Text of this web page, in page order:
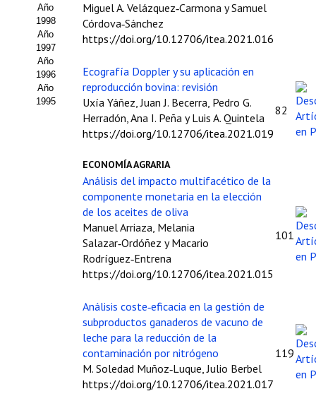
Año
1998
Año
1997
Año
1996
Año
1995
Miguel A. Velázquez‑Carmona y Samuel
Córdova‑Sánchez
https://doi.org/10.12706/itea.2021.016
Ecografía Doppler y su aplicación en
reproducción bovina: revisión
Uxía Yáñez, Juan J. Becerra, Pedro G.
Herradón, Ana I. Peña y Luis A. Quintela
https://doi.org/10.12706/itea.2021.019
82
ECONOMÍA AGRARIA
Análisis del impacto multifacético de la
componente monetaria en la elección
de los aceites de oliva
Manuel Arriaza, Melania
Salazar‑Ordóñez y Macario
Rodríguez‑Entrena
https://doi.org/10.12706/itea.2021.015
101
Análisis coste‑eficacia en la gestión de
subproductos ganaderos de vacuno de
leche para la reducción de la
contaminación por nitrógeno
M. Soledad Muñoz‑Luque, Julio Berbel
https://doi.org/10.12706/itea.2021.017
119